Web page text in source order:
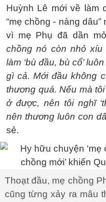
Huỳnh Lê mới về làm
“mẹ chồng - nàng
vì mẹ Phụ đã dần
chồng nó còn nhỏ
làm ‘bù đầu, bù cổ’
gì cả. Mới đầu không
thương quá. Nếu mà
ở được, nên tôi nghĩ
nên thương luôn con
sẻ.
Thoạt đầu, mẹ chồng
cũng từng xảy ra mâu